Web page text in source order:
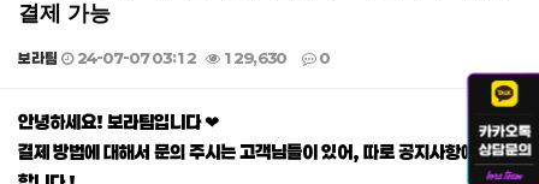
결제 가능
보라팀 24-07-07 03:12 129,630 0
본문
안녕하세요! 보라팀입니다 ❤
결제 방법에 대해서 문의 주시는 고객님들이 있어, 따로 공지사항에 게재